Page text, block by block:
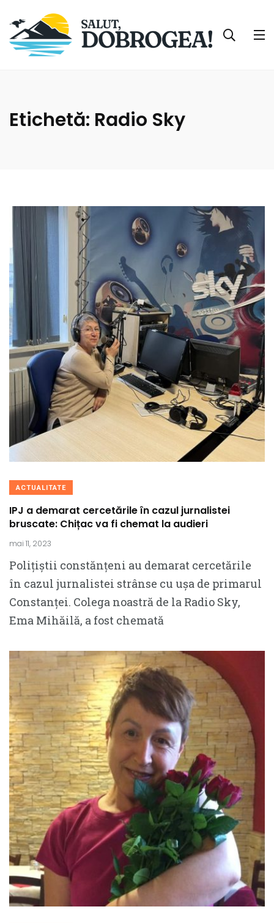
Etichetă: Radio Sky
ACTUALITATE
IPJ a demarat cercetările în cazul jurnalistei
bruscate: Chițac va fi chemat la audieri
mai 11, 2023
Polițiștii constănțeni au demarat cercetările
în cazul jurnalistei strânse cu ușa de primarul
Constanței. Colega noastră de la Radio Sky,
Ema Mihăilă, a fost chemată